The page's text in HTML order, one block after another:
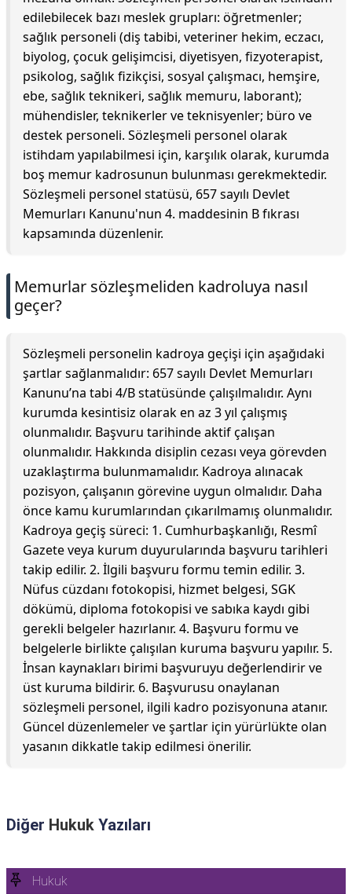
edilebilecek bazı meslek grupları: öğretmenler;
sağlık personeli (diş tabibi, veteriner hekim, eczacı,
biyolog, çocuk gelişimcisi, diyetisyen, fizyoterapist,
psikolog, sağlık fizikçisi, sosyal çalışmacı, hemşire,
ebe, sağlık teknikeri, sağlık memuru, laborant);
mühendisler, teknikerler ve teknisyenler; büro ve
destek personeli. Sözleşmeli personel olarak
istihdam yapılabilmesi için, karşılık olarak, kurumda
boş memur kadrosunun bulunması gerekmektedir.
Sözleşmeli personel statüsü, 657 sayılı Devlet
Memurları Kanunu'nun 4. maddesinin B fıkrası
kapsamında düzenlenir.
Memurlar sözleşmeliden kadroluya nasıl
geçer?
Sözleşmeli personelin kadroya geçişi için aşağıdaki
şartlar sağlanmalıdır: 657 sayılı Devlet Memurları
Kanunu’na tabi 4/B statüsünde çalışılmalıdır. Aynı
kurumda kesintisiz olarak en az 3 yıl çalışmış
olunmalıdır. Başvuru tarihinde aktif çalışan
olunmalıdır. Hakkında disiplin cezası veya görevden
uzaklaştırma bulunmamalıdır. Kadroya alınacak
pozisyon, çalışanın görevine uygun olmalıdır. Daha
önce kamu kurumlarından çıkarılmamış olunmalıdır.
Kadroya geçiş süreci: 1. Cumhurbaşkanlığı, Resmî
Gazete veya kurum duyurularında başvuru tarihleri
takip edilir. 2. İlgili başvuru formu temin edilir. 3.
Nüfus cüzdanı fotokopisi, hizmet belgesi, SGK
dökümü, diploma fotokopisi ve sabıka kaydı gibi
gerekli belgeler hazırlanır. 4. Başvuru formu ve
belgelerle birlikte çalışılan kuruma başvuru yapılır. 5.
İnsan kaynakları birimi başvuruyu değerlendirir ve
üst kuruma bildirir. 6. Başvurusu onaylanan
sözleşmeli personel, ilgili kadro pozisyonuna atanır.
Güncel düzenlemeler ve şartlar için yürürlükte olan
yasanın dikkatle takip edilmesi önerilir.
Diğer Hukuk Yazıları
Hukuk